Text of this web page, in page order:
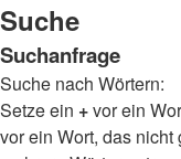
Suche
Suchanfrage
Suche nach Wörtern:
Setze ein +vor ein
vor ein Wort, das